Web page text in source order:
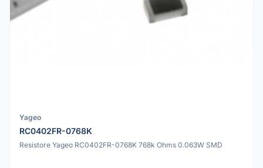
Yageo
RC0402FR-0768K
Resistore Yageo RC0402FR-0768K 768k Ohms 0.063W SMD